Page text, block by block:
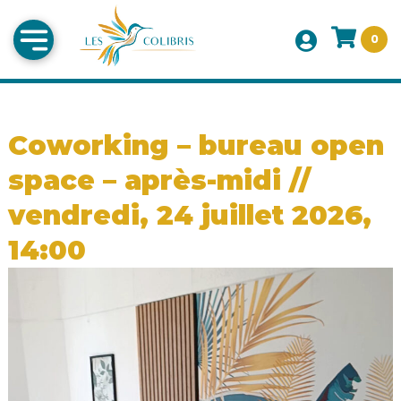
0
Coworking – bureau open
space – après-midi //
vendredi, 24 juillet 2026,
14:00